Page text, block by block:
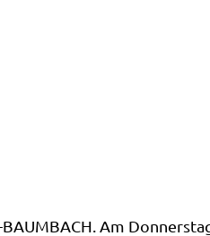
BAUMBACH. Am